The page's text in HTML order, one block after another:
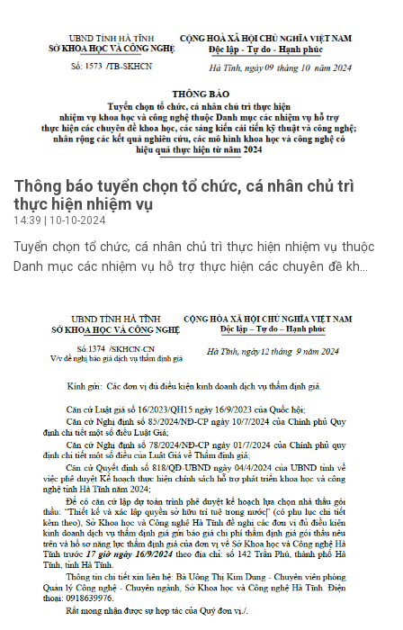
Thông báo tuyển chọn tổ chức, cá nhân chủ trì
thực hiện nhiệm vụ
14:39 | 10-10-2024
Tuyển chọn tổ chức, cá nhân chủ trì thực hiện nhiệm vụ thuộc
Danh mục các nhiệm vụ hỗ trợ thực hiện các chuyên đề khoa
quả thực hiện từ ăm 2024